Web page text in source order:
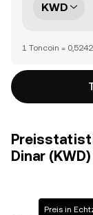
KWD
1 Toncoin =
Dinar (KWD)